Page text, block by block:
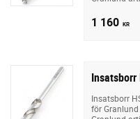
1 160 KR
Insatsborr
Insatsborr
för